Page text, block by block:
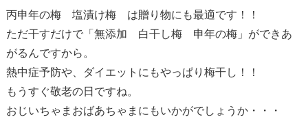
丙申年の梅 塩漬け梅 は贈り物にも最適です！！
ただ干すだけで「無添加 白干し梅 申年の梅」ができあ
がるんですから。
熱中症予防や、ダイエットにもやっぱり梅干し！！
もうすぐ敬老の日ですね。
おじいちゃまおばあちゃまにもいかがでしょうか・・・